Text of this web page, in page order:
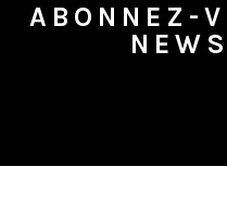
ABONNEZ-